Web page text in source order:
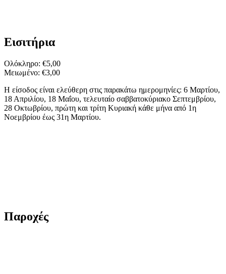
Εισιτήρια
Ολόκληρο: €5,00
Μειωμένο: €3,00
Η είσοδος είναι ελεύθερη στις παρακάτω ημερομηνίες: 6 Μαρτίου,
18 Απριλίου, 18 Μαΐου, τελευταίο σαββατοκύριακο Σεπτεμβρίου,
28 Οκτωβρίου, πρώτη και τρίτη Κυριακή κάθε μήνα από 1η
Νοεμβρίου έως 31η Μαρτίου.
Παροχές